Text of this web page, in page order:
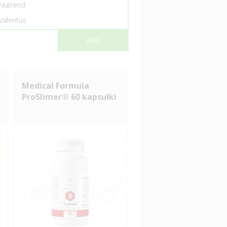
Filtr
Medical Formula
ProSlimer® 60 kapsułki